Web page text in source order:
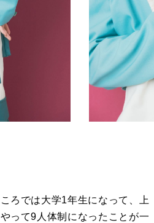
ろでは大学1年生になって、上
って9人体制になったことが一